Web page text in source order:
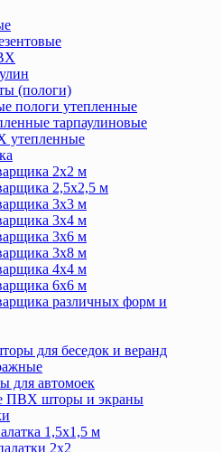
(пологи)
пологи утепленные
тарпаулиновые
утепленные
2х2 м
2,5х2,5 м
3х3 м
3х4 м
3х6 м
3х8 м
4х4 м
6х6 м
различных форм и
для беседок и веранд
для автомоек
ПВХ шторы и экраны
1,5х1,5 м
2х2